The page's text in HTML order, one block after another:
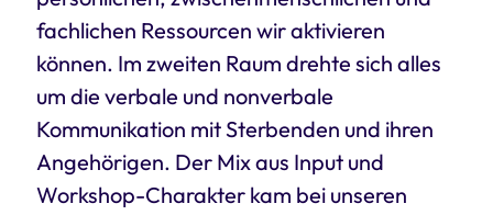
fachlichen Ressourcen wir aktivieren
können. Im zweiten Raum drehte sich alles
um die verbale und nonverbale
Kommunikation mit Sterbenden und ihren
Angehörigen. Der Mix aus Input und
Workshop-Charakter kam bei unseren